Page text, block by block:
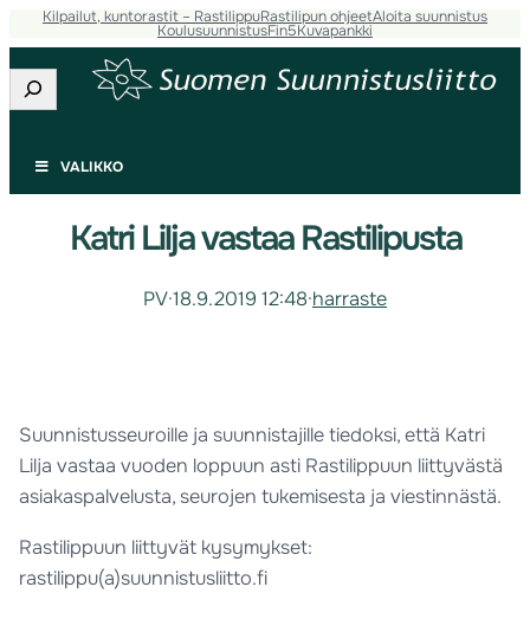
Kilpailut, kuntorastit – RastilippuRastilipun ohjeetAloita suunnistus
KoulusuunnistusFin5Kuvapankki
Etsi
VALIKKO
Katri Lilja vastaa Rastilipusta
PV·18.9.2019 12:48·harraste
Suunnistusseuroille ja suunnistajille tiedoksi, että Katri
Lilja vastaa vuoden loppuun asti Rastilippuun liittyvästä
asiakaspalvelusta, seurojen tukemisesta ja viestinnästä.
Rastilippuun liittyvät kysymykset:
rastilippu(a)suunnistusliitto.fi